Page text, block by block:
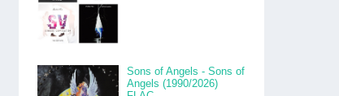
Sons of Angels - Sons of
Angels (1990/2026)